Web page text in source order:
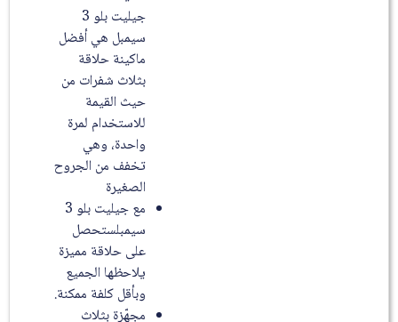
جيليت بلو 3
سيمبل هي أفضل
ماكينة حلاقة
بثلاث شفرات من
حيث القيمة
للاستخدام لمرة
واحدة، وهي
تخفف من الجروح
الصغيرة
مع جيليت بلو 3
سيمبلستحصل
على حلاقة مميزة
يلاحظها الجميع
وبأقل كلفة ممكنة.
مجهّزة بثلاث